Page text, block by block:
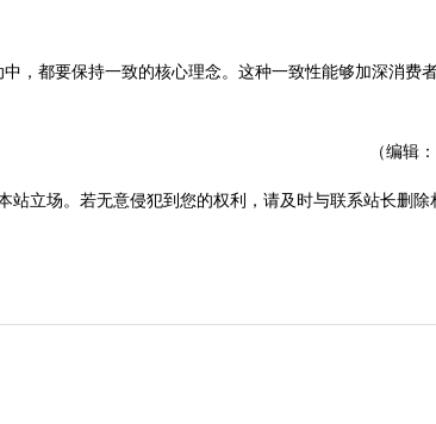
，都要保持一致的核心理念。这种一致性能够加深消费
（编辑
站立场。若无意侵犯到您的权利，请及时与联系站长删